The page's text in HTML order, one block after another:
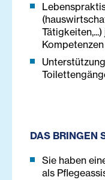
DAS BRINGEN
Sie haben
als